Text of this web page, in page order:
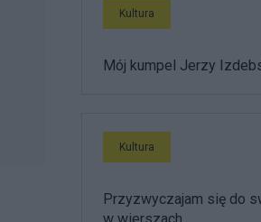
Kultura
Mój kumpel Jerzy
Kultura
Przyzwyczajam się do